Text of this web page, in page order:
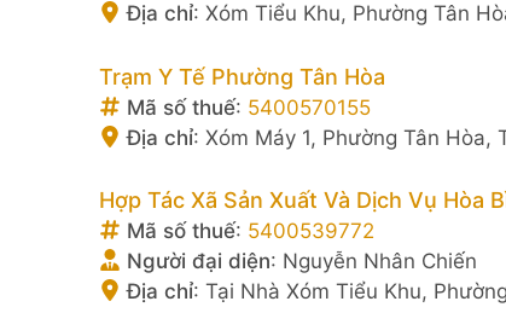
Địa chỉ: Xóm Tiểu Khu, Phường Tân
Trạm Y Tế Phường Tân Hòa
Mã số thuế: 5400570155
Địa chỉ: Xóm Máy 1, Phường Tân Hòa,
Hợp Tác Xã Sản Xuất Và Dịch Vụ Hòa
Mã số thuế: 5400539772
Người đại diện: Nguyễn Nhân Chiến
Địa chỉ: Tại Nhà Xóm Tiểu Khu,